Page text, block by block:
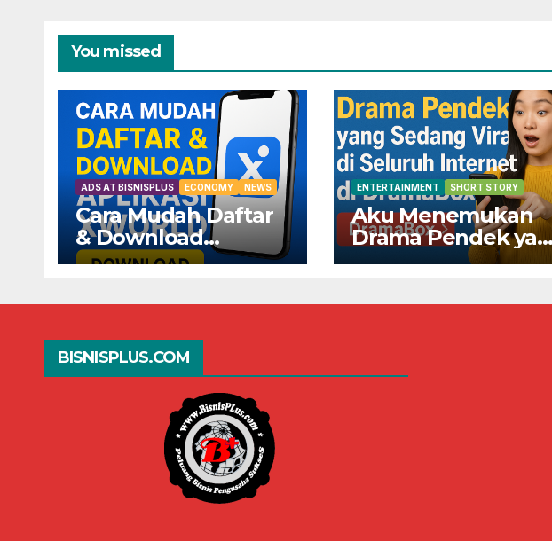
You missed
ADS AT BISNISPLUS ECONOMY NEWS
Cara Mudah Daftar
& Download
Aplikasi XWorld —
Keuntungannya
ENTERTAINMENT SHORT STORY
Aku Menemukan
Drama Pendek
Sedang Viral di
DramaBox
BISNISPLUS.COM